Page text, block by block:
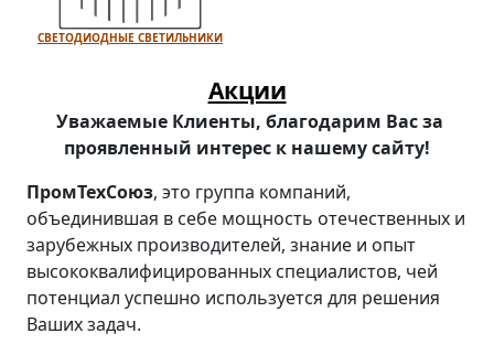
СВЕТОДИОДНЫЕ СВЕТИЛЬНИКИ
Акции
Уважаемые Клиенты, благодарим Вас за
проявленный интерес к нашему сайту!
ПромТехСоюз, это группа компаний,
объединившая в себе мощность отечественных и
зарубежных производителей, знание и опыт
высококвалифицированных специалистов, чей
потенциал успешно используется для решения
Ваших задач.